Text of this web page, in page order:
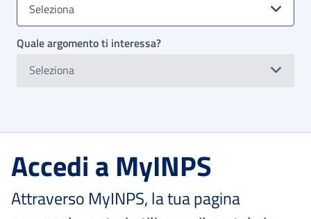
Seleziona
Quale argomento ti interessa?
Seleziona
Accedi a MyINPS
Attraverso MyINPS, la tua pagina